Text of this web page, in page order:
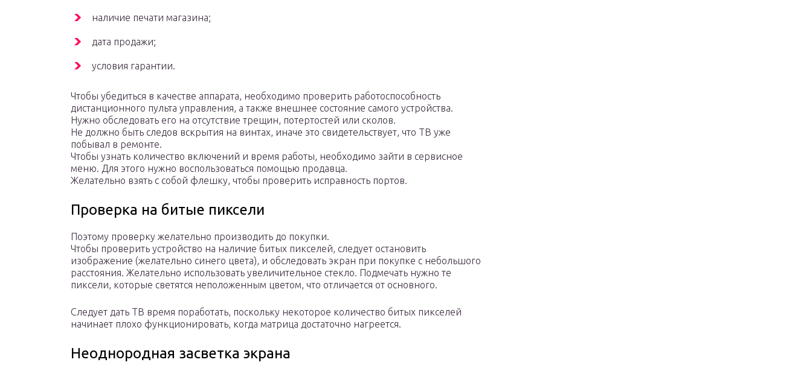
наличие печати магазина;
дата продажи;
условия гарантии.
Чтобы убедиться в качестве аппарата, необходимо проверить работоспособность
дистанционного пульта управления, а также внешнее состояние самого устройства.
Нужно обследовать его на отсутствие трещин, потертостей или сколов.
Не должно быть следов вскрытия на винтах, иначе это свидетельствует, что ТВ уже
побывал в ремонте.
Чтобы узнать количество включений и время работы, необходимо зайти в сервисное
меню. Для этого нужно воспользоваться помощью продавца.
Желательно взять с собой флешку, чтобы проверить исправность портов.
Проверка на битые пиксели
Поэтому проверку желательно производить до покупки.
Чтобы проверить устройство на наличие битых пикселей, следует остановить
изображение (желательно синего цвета), и обследовать экран при покупке с небольшого
расстояния. Желательно использовать увеличительное стекло. Подмечать нужно те
пиксели, которые светятся неположенным цветом, что отличается от основного.
Следует дать ТВ время поработать, поскольку некоторое количество битых пикселей
начинает плохо функционировать, когда матрица достаточно нагреется.
Неоднородная засветка экрана